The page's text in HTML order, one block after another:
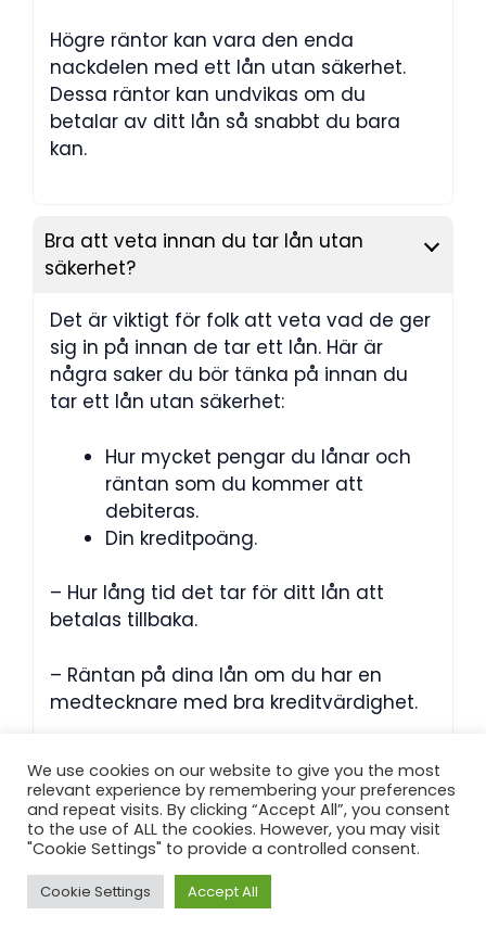
Högre räntor kan vara den enda
nackdelen med ett lån utan säkerhet.
Dessa räntor kan undvikas om du
betalar av ditt lån så snabbt du bara
kan.
Bra att veta innan du tar lån utan
säkerhet?
Det är viktigt för folk att veta vad de ger
sig in på innan de tar ett lån. Här är
några saker du bör tänka på innan du
tar ett lån utan säkerhet:
Hur mycket pengar du lånar och
räntan som du kommer att
debiteras.
Din kreditpoäng.
– Hur lång tid det tar för ditt lån att
betalas tillbaka.
– Räntan på dina lån om du har en
medtecknare med bra kreditvärdighet.
Kategorier
lån utan säkerhet
Lån utan säkerhet till kontantinsats.
[Bästa Lånet]
Vad är säkerhet. [Bästa Lånet]
We use cookies on our website to give you the most
relevant experience by remembering your preferences
and repeat visits. By clicking “Accept All”, you consent
to the use of ALL the cookies. However, you may visit
"Cookie Settings" to provide a controlled consent.
Cookie Settings Accept All